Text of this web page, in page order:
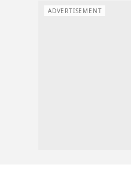
ADVERTISEMENT